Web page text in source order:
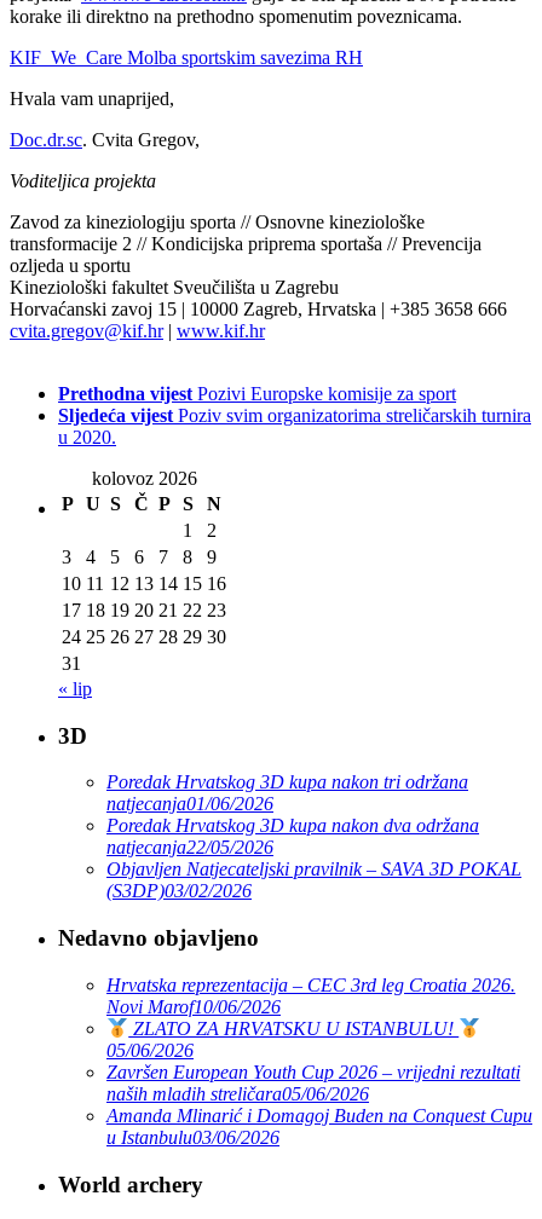
korake ili direktno na prethodno spomenutim poveznicama.
KIF_We_Care Molba sportskim savezima RH
Hvala vam unaprijed,
Doc.dr.sc. Cvita Gregov,
Voditeljica projekta
Zavod za kineziologiju sporta // Osnovne kineziološke
transformacije 2 // Kondicijska priprema sportaša // Prevencija
ozljeda u sportu
Kineziološki fakultet Sveučilišta u Zagrebu
Horvaćanski zavoj 15 | 10000 Zagreb, Hrvatska | +385 3658 666
cvita.gregov@kif.hr| www.kif.hr
Prethodna vijest Pozivi Europske komisije za sport
Sljedeća vijest Poziv svim organizatorima streličarskih turnira
u 2020.
kolovoz 2026
P U S Č P S
N
1
2
3
4 5 6 7 8
9
10 11 12 13 14 15 16
17 18 19 20 21 22 23
24 25 26 27 28 29 30
31
« lip
3D
Poredak Hrvatskog 3D kupa nakon tri održana
natjecanja01/06/2026
Poredak Hrvatskog 3D kupa nakon dva održana
natjecanja22/05/2026
Objavljen Natjecateljski pravilnik – SAVA 3D POKAL
(S3DP)03/02/2026
Nedavno objavljeno
Hrvatska reprezentacija – CEC 3rd leg Croatia 2026.
Novi Marof10/06/2026
ZLATO ZA HRVATSKU U ISTANBULU!
05/06/2026
Završen European Youth Cup 2026 – vrijedni rezultati
naših mladih streličara05/06/2026
Amanda Mlinarić i Domagoj Buden na Conquest Cupu
u Istanbulu03/06/2026
World archery